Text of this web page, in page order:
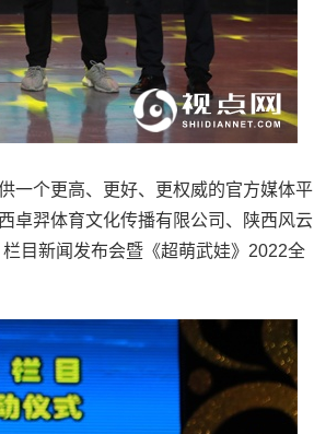
个更高、更好、更权威的官方媒体平
卓羿体育文化传播有限公司、陕西风云
目新闻发布会暨《超萌武娃》2022全